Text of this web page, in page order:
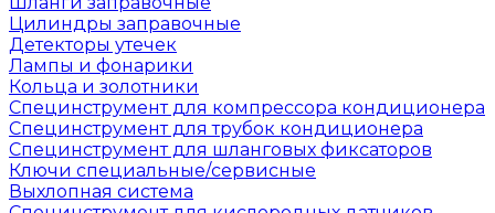
Цилиндры заправочные
Детекторы утечек
Лампы и фонарики
Кольца и золотники
Специнструмент для компрессора кондиционера
Специнструмент для трубок кондиционера
Специнструмент для шланговых фиксаторов
Ключи специальные/сервисные
Выхлопная система